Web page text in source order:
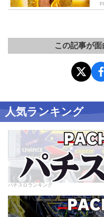
この記事が
人気ランキング
パチスロランキング